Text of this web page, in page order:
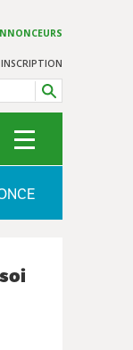
INSCRIPTION